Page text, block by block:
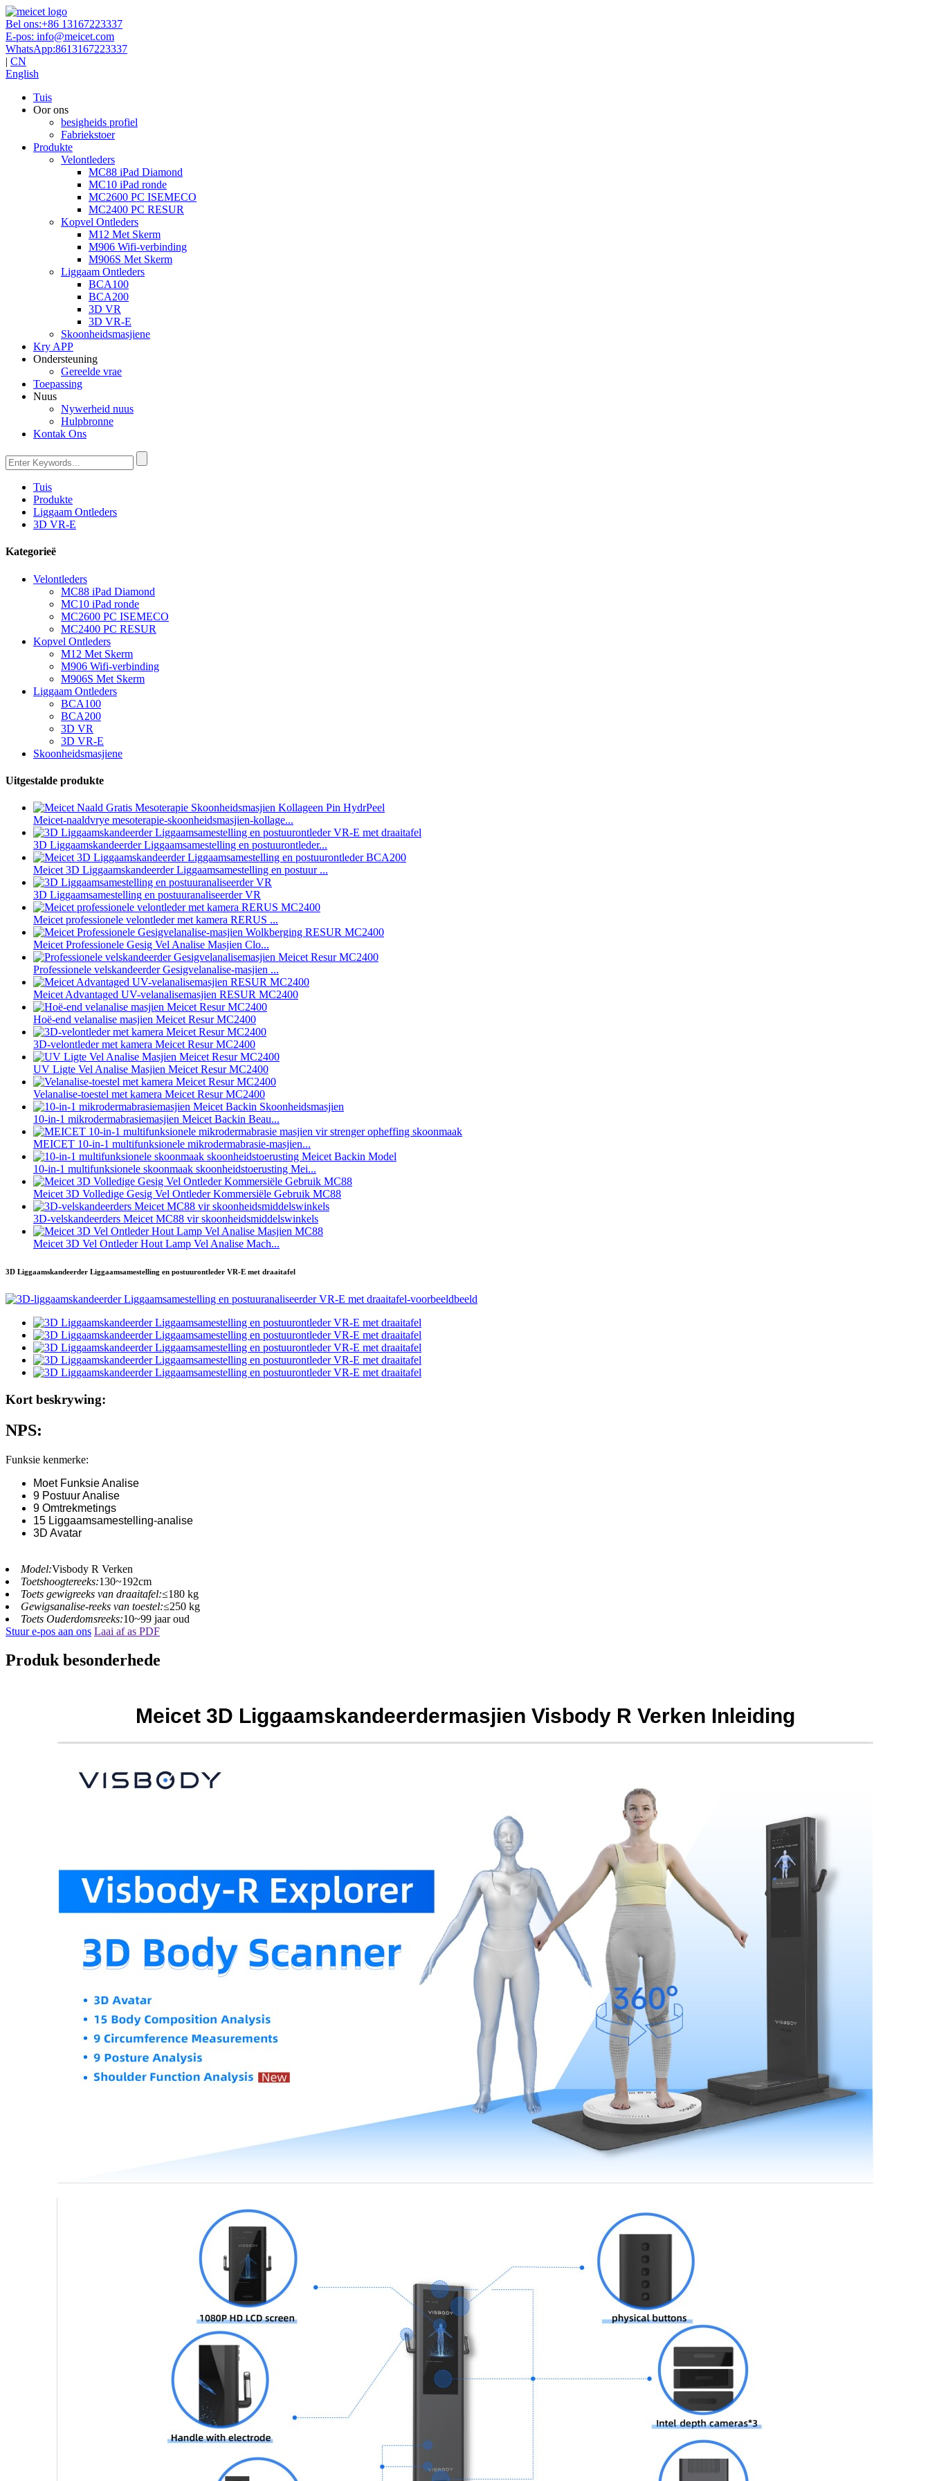
Bel ons:+86 13167223337
E-pos: info@meicet.com
WhatsApp:8613167223337
| CN
English
Tuis
Oor ons
besigheids profiel
Fabriekstoer
Produkte
Velontleders
MC88 iPad Diamond
MC10 iPad ronde
MC2600 PC ISEMECO
MC2400 PC RESUR
Kopvel Ontleders
M12 Met Skerm
M906 Wifi-verbinding
M906S Met Skerm
Liggaam Ontleders
BCA100
BCA200
3D VR
3D VR-E
Skoonheidsmasjiene
Kry APP
Ondersteuning
Gereelde vrae
Toepassing
Nuus
Nywerheid nuus
Hulpbronne
Kontak Ons
Tuis
Produkte
Liggaam Ontleders
3D VR-E
Kategorieë
Velontleders
MC88 iPad Diamond
MC10 iPad ronde
MC2600 PC ISEMECO
MC2400 PC RESUR
Kopvel Ontleders
M12 Met Skerm
M906 Wifi-verbinding
M906S Met Skerm
Liggaam Ontleders
BCA100
BCA200
3D VR
3D VR-E
Skoonheidsmasjiene
Uitgestalde produkte
Meicet-naaldvrye mesoterapie-skoonheidsmasjien-kollage...
3D Liggaamskandeerder Liggaamsamestelling en postuurontleder...
Meicet 3D Liggaamskandeerder Liggaamsamestelling en postuur ...
3D Liggaamsamestelling en postuuranaliseerder VR
Meicet professionele velontleder met kamera RERUS ...
Meicet Professionele Gesig Vel Analise Masjien Clo...
Professionele velskandeerder Gesigvelanalise-masjien ...
Meicet Advantaged UV-velanalisemasjien RESUR MC2400
Hoë-end velanalise masjien Meicet Resur MC2400
3D-velontleder met kamera Meicet Resur MC2400
UV Ligte Vel Analise Masjien Meicet Resur MC2400
Velanalise-toestel met kamera Meicet Resur MC2400
10-in-1 mikrodermabrasiemasjien Meicet Backin Beau...
MEICET 10-in-1 multifunksionele mikrodermabrasie-masjien...
10-in-1 multifunksionele skoonmaak skoonheidstoerusting Mei...
Meicet 3D Volledige Gesig Vel Ontleder Kommersiële Gebruik MC88
3D-velskandeerders Meicet MC88 vir skoonheidsmiddelswinkels
Meicet 3D Vel Ontleder Hout Lamp Vel Analise Mach...
3D Liggaamskandeerder Liggaamsamestelling en postuurontleder VR-E met draaitafel
Kort beskrywing:
NPS:
Funksie kenmerke:
Moet Funksie Analise
9 Postuur Analise
9 Omtrekmetings
15 Liggaamsamestelling-analise
3D Avatar
Model:Visbody R Verken
Toetshoogtereeks:130~192cm
Toets gewigreeks van draaitafel:≤180 kg
Gewigsanalise-reeks van toestel:≤250 kg
Toets Ouderdomsreeks:10~99 jaar oud
Stuur e-pos aan ons Laai af as PDF
Produk besonderhede
Meicet 3D Liggaamskandeerdermasjien Visbody R Verken Inleiding